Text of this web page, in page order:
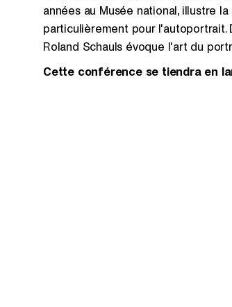
années au Musée national, illustre
particulièrement pour l'autoportrait.
Roland Schauls évoque l'art du
Cette conférence se tiendra en